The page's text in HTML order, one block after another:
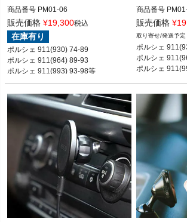
商品番号 PM01-06
PM01-06
12VIVID"PM01.06"
ポルシェ 901 64-78
ポルシェ 930 75-89
ポルシェ 964 89-93
ポルシェ 993 93-98
販売価格 ¥19,300税込
在庫有り
ポルシェ 911(930) 74-89
ポルシェ 911(964) 89-93
ポルシェ 911(993) 93-98等
商品番号
PM01-06RHD
ポルシェ 901
ポルシェ 930
ポルシェ 964
ポルシェ 993
販売価格 ¥
ポルシェ
ポルシェ
ポルシェ